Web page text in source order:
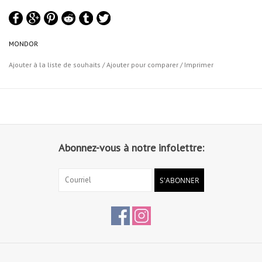
MONDOR
Ajouter à la liste de souhaits /Ajouter pour comparer / Imprimer
Abonnez-vous à notre infolettre:
S'ABONNER